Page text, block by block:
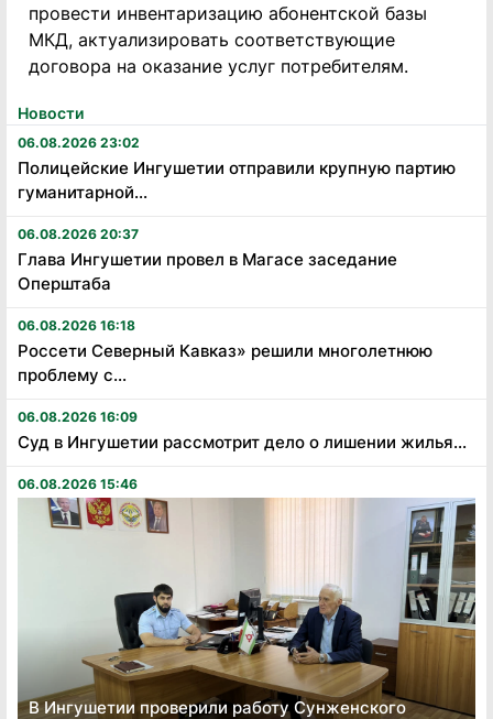
Новости
06.08.2026 23:02
Полицейские Ингушетии отправили крупную партию
гуманитарной...
06.08.2026 20:37
Глава Ингушетии провел в Магасе заседание
Оперштаба
06.08.2026 16:18
Россети Северный Кавказ» решили многолетнюю
проблему с...
06.08.2026 16:09
Суд в Ингушетии рассмотрит дело о лишении жилья...
06.08.2026 15:46
В Ингушетии проверили работу Сунженского
провести инвентаризацию абонентской базы
МКД, актуализировать соответствующие
договора на оказание услуг потребителям.